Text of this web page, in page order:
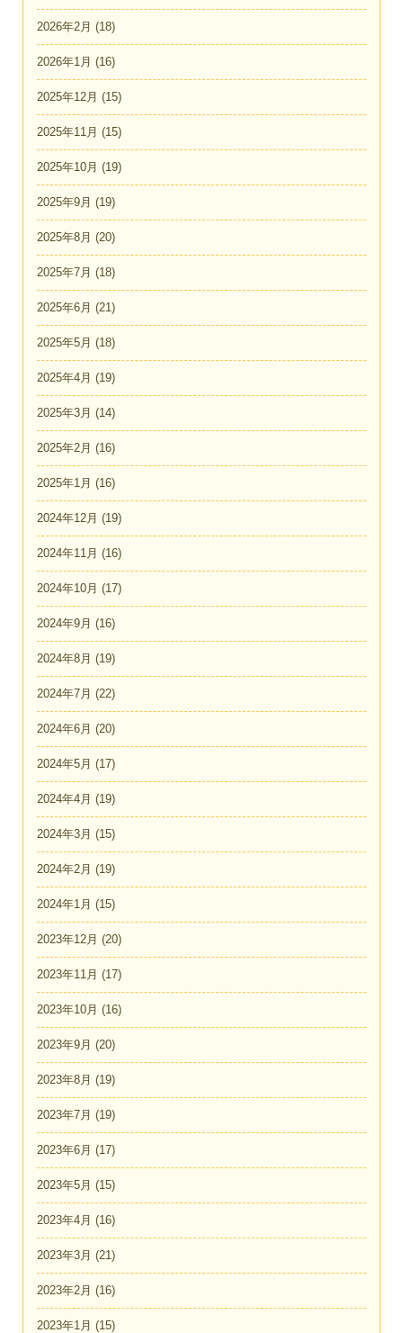
2026年2月 (18)
2026年1月 (16)
2025年12月 (15)
2025年11月 (15)
2025年10月 (19)
2025年9月 (19)
2025年8月 (20)
2025年7月 (18)
2025年6月 (21)
2025年5月 (18)
2025年4月 (19)
2025年3月 (14)
2025年2月 (16)
2025年1月 (16)
2024年12月 (19)
2024年11月 (16)
2024年10月 (17)
2024年9月 (16)
2024年8月 (19)
2024年7月 (22)
2024年6月 (20)
2024年5月 (17)
2024年4月 (19)
2024年3月 (15)
2024年2月 (19)
2024年1月 (15)
2023年12月 (20)
2023年11月 (17)
2023年10月 (16)
2023年9月 (20)
2023年8月 (19)
2023年7月 (19)
2023年6月 (17)
2023年5月 (15)
2023年4月 (16)
2023年3月 (21)
2023年2月 (16)
2023年1月 (15)